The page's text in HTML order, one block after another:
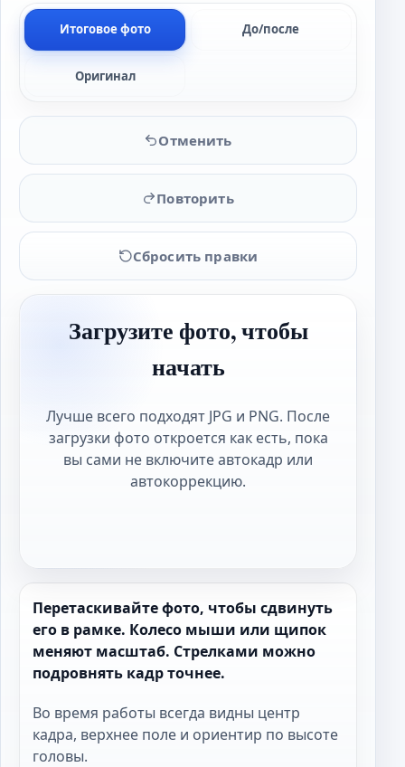
Итоговое фото До/после
Оригинал
Отменить
Повторить
Сбросить правки
Загрузите фото, чтобы
начать
Лучше всего подходят JPG и PNG. После
загрузки фото откроется как есть, пока
вы сами не включите автокадр или
автокоррекцию.
Перетаскивайте фото, чтобы сдвинуть
его в рамке. Колесо мыши или щипок
меняют масштаб. Стрелками можно
подровнять кадр точнее.
Во время работы всегда видны центр
кадра, верхнее поле и ориентир по высоте
головы.